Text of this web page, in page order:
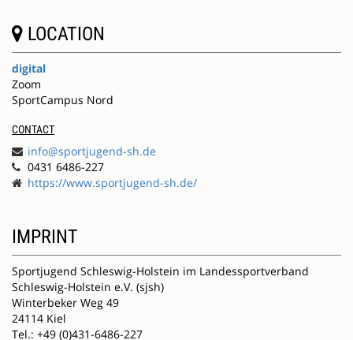
LOCATION
digital
Zoom
SportCampus Nord
CONTACT
info@sportjugend-sh.de
0431 6486-227
https://www.sportjugend-sh.de/
IMPRINT
Sportjugend Schleswig-Holstein im Landessportverband
Schleswig-Holstein e.V. (sjsh)
Winterbeker Weg 49
24114 Kiel
Tel.: +49 (0)431-6486-227